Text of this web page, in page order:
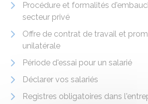
Procédure et formalités
secteur privé
Offre de contrat de travail et
unilatérale
Période d'essai pour un salarié
Déclarer vos salariés
Registres obligatoires dans